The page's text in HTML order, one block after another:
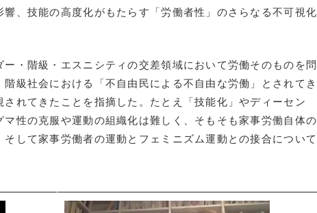
、技能の高度化がもたらす「労働者性」のさらなる不可視化
・階級・エスニシティの交差領域において労働そのものを問
級社会における「不自由民による不自由な労働」とされてき
れてきたことを指摘した。たとえ「技能化」やディーセン
性の克服や運動の組織化は難しく、そもそも家事労働自体の
して家事労働者の運動とフェミニズム運動との接合について